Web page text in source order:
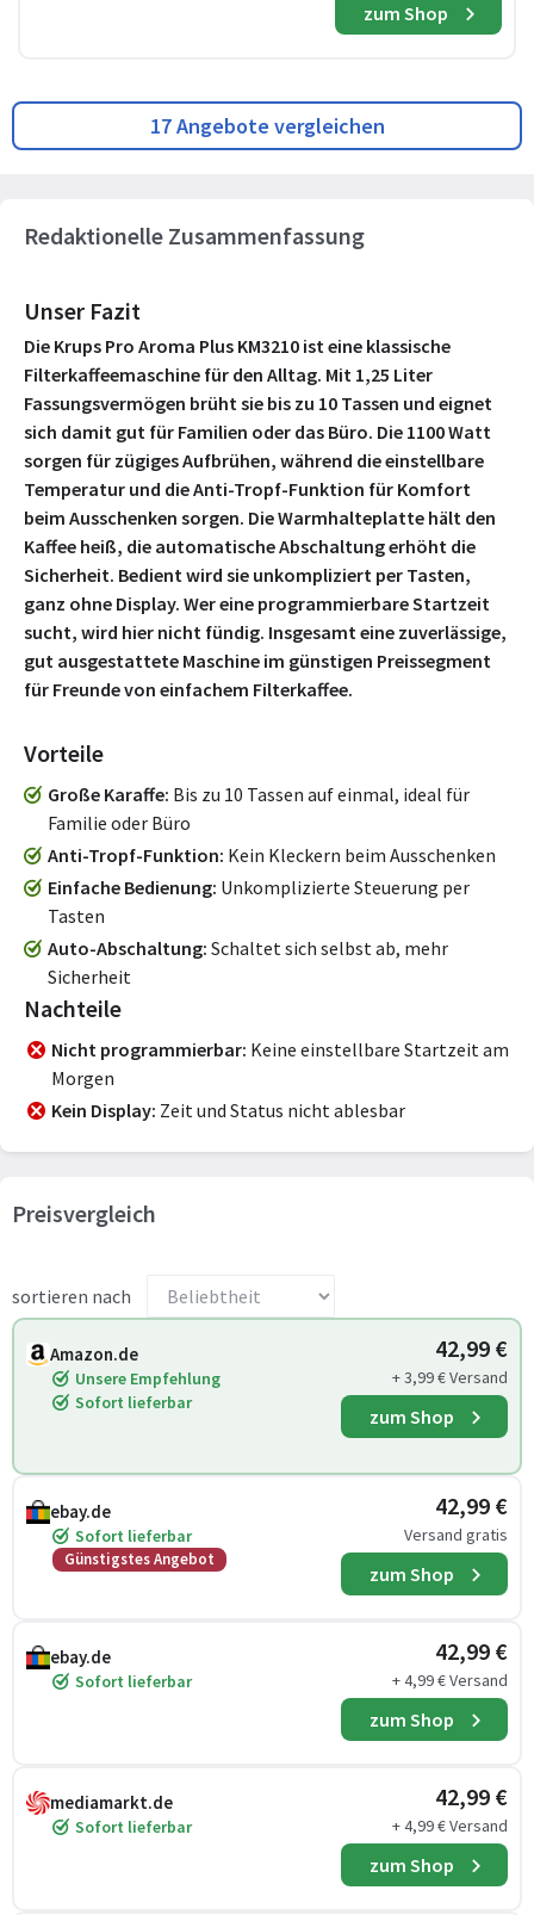
zum Shop
17 Angebote vergleichen
Redaktionelle Zusammenfassung
Unser Fazit
Die Krups Pro Aroma Plus KM3210 ist eine klassische
Filterkaffeemaschine für den Alltag. Mit 1,25 Liter
Fassungsvermögen brüht sie bis zu 10 Tassen und eignet
sich damit gut für Familien oder das Büro. Die 1100 Watt
sorgen für zügiges Aufbrühen, während die einstellbare
Temperatur und die Anti-Tropf-Funktion für Komfort
beim Ausschenken sorgen. Die Warmhalteplatte hält den
Kaffee heiß, die automatische Abschaltung erhöht die
Sicherheit. Bedient wird sie unkompliziert per Tasten,
ganz ohne Display. Wer eine programmierbare Startzeit
sucht, wird hier nicht fündig. Insgesamt eine zuverlässige,
gut ausgestattete Maschine im günstigen Preissegment
für Freunde von einfachem Filterkaffee.
Vorteile
Große Karaffe Bis zu 10 Tassen auf einmal, ideal für
Familie oder Büro
Anti-Tropf-Funktion Kein Kleckern beim Ausschenken
Einfache Bedienung Unkomplizierte Steuerung per
Tasten
Auto-Abschaltung Schaltet sich selbst ab, mehr
Sicherheit
Nachteile
Nicht programmierbar Keine einstellbare Startzeit am
Morgen
Kein Display Zeit und Status nicht ablesbar
Preisvergleich
sortieren nach
Amazon.de
Unsere Empfehlung
Sofort lieferbar
42,99 €
+ 3,99 € Versand
zum Shop
ebay.de
Sofort lieferbar
Günstigstes Angebot
42,99 €
Versand gratis
zum Shop
ebay.de
Sofort lieferbar
42,99 €
+ 4,99 € Versand
zum Shop
mediamarkt.de
Sofort lieferbar
42,99 €
+ 4,99 € Versand
zum Shop